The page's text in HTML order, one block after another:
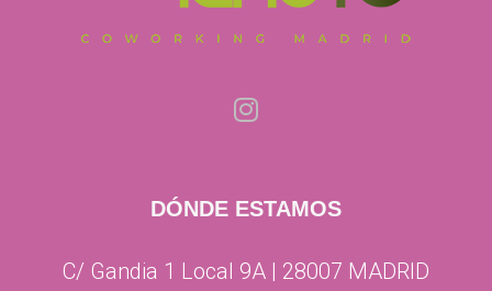
DÓNDE ESTAMOS
C/ Gandia 1 Local 9A | 28007 MADRID